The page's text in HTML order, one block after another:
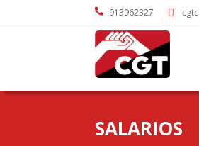
 913962327 
SALARIOS